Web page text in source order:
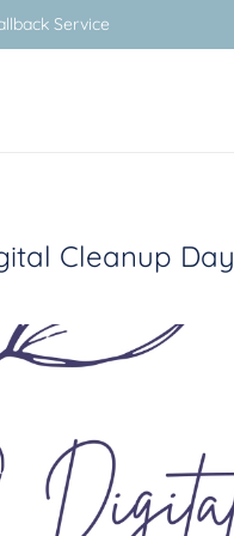
Service
Cleanup Day